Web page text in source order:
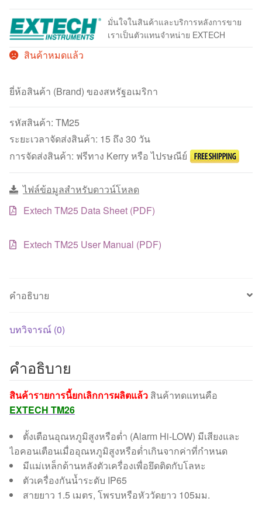
มั่นใจในสินค้าและบริการหลังการขาย
เราเป็นตัวแทนจำหน่าย EXTECH
สินค้าหมดแล้ว
ยี่ห้อสินค้า (Brand) ของสหรัฐอเมริกา
รหัสสินค้า: TM25
ระยะเวลาจัดส่งสินค้า: 15 ถึง 30 วัน
การจัดส่งสินค้า: ฟรีทาง Kerry หรือ ไปรษณีย์
ไฟล์ข้อมูลสำหรับดาวน์โหลด
Extech TM25 Data Sheet (PDF)
Extech TM25 User Manual (PDF)
คำอธิบาย
บทวิจารณ์ (0)
คำอธิบาย
สินค้ารายการนี้ยกเลิกการผลิตแล้ว สินค้าทดแทนคือ
EXTECH TM26
ตั้งเตือนอุณหภูมิสูงหรือต่ำ (Alarm Hi-LOW) มีเสียงและ
ไอคอนเตือนเมื่ออุณหภูมิสูงหรือต่ำเกินจากค่าที่กำหนด
มีแม่เหล็กด้านหลังตัวเครื่องเพื่อยึดติดกับโลหะ
ตัวเครื่องกันน้ำระดับ IP65
สายยาว 1.5 เมตร, โพรบหรือหัววัดยาว 105มม.